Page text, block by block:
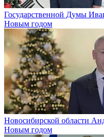
Государственной Думы
Новым годом
Новосибирской области
Новым годом